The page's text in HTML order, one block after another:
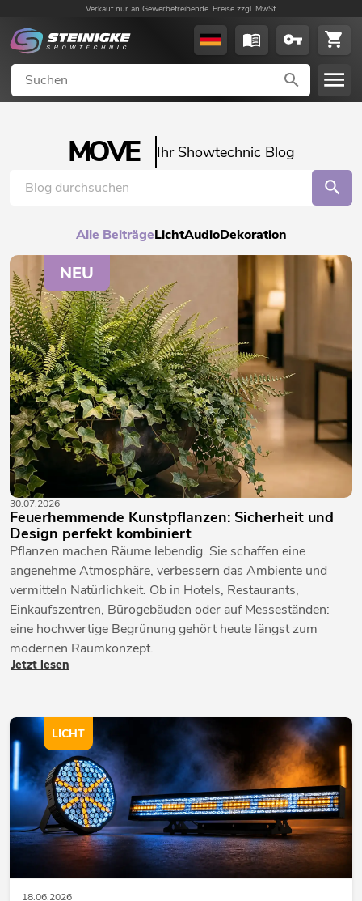
Verkauf nur an Gewerbetreibende. Preise zzgl. MwSt.
MOVE Ihr Showtechnic Blog
Alle BeiträgeLichtAudioDekoration
NEU
30.07.2026
Feuerhemmende Kunstpflanzen: Sicherheit und
Design perfekt kombiniert
Pflanzen machen Räume lebendig. Sie schaffen eine
angenehme Atmosphäre, verbessern das Ambiente und
vermitteln Natürlichkeit. Ob in Hotels, Restaurants,
Einkaufszentren, Bürogebäuden oder auf Messeständen:
eine hochwertige Begrünung gehört heute längst zum
modernen Raumkonzept.
Jetzt lesen
18.06.2026
LICHT